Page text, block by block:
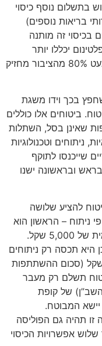
בתשלום נוסף כיסוי
בריאות נוספים)
בכיסוי זה מותנה
יכללו יותר
כיסויים מאשר בכללית מושלם). כיום כמעט 80% מהציבור מחזיק
בכך וידו משגת
ביטוחים אלו כוללים
שאינן בסל, השתלות
ניתוחים וטכנולוגיות
שייכנסו לתוקף
בראש ובראשונה ישנו
להציע שלושה
ניתוח – הראשון הוא
פוליסת משלימת שב”ן בהשתתפות עצמית של 5,000 שקל.
היא תכסה רק ניתוחים
עבור המבוטח מעל ל- 5,000 שקל (סכום ההשתתפות
תשלם רק מעבר
של קופת
המבוטח.
זו תהיה גם הפוליסה
אפשרויות הכיסוי